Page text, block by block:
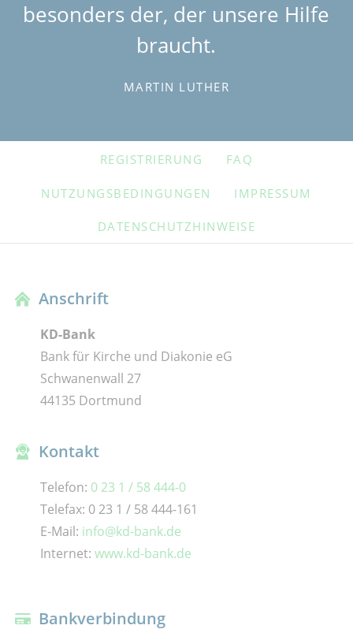
besonders der, der unsere Hilfe
braucht.
MARTIN LUTHER
NAVIGATION
REGISTRIERUNG FAQ
NUTZUNGSBEDINGUNGEN IMPRESSUM
DATENSCHUTZHINWEISE
Anschrift
KD-Bank
Bank für Kirche und Diakonie eG
Schwanenwall 27
44135 Dortmund
Kontakt
Telefon: 0 23 1 / 58 444-0
Telefax: 0 23 1 / 58 444-161
E-Mail: info@kd-bank.de
Internet: www.kd-bank.de
Bankverbindung